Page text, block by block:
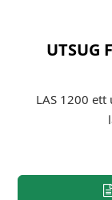
UTSUG
LAS 1200 ett